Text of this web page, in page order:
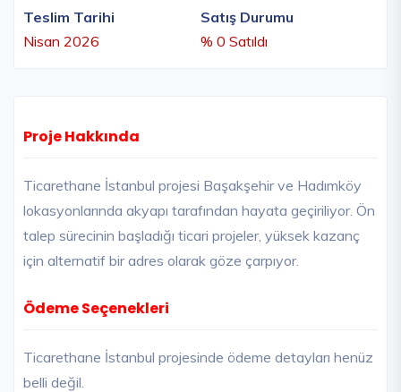
Teslim Tarihi
Nisan 2026
Satış Durumu
% 0 Satıldı
Proje Hakkında
Ticarethane İstanbul projesi Başakşehir ve Hadımköy
lokasyonlarında akyapı tarafından hayata geçiriliyor. Ön
talep sürecinin başladığı ticari projeler, yüksek kazanç
için alternatif bir adres olarak göze çarpıyor.
Ödeme Seçenekleri
Ticarethane İstanbul projesinde ödeme detayları henüz
belli değil.